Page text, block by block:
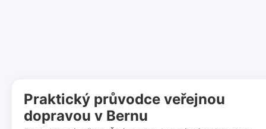
Praktický průvodce veřejnou
dopravou v Bernu